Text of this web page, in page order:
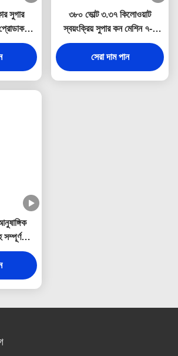
সুগার
খরচ
৩৮০ ভোল্ট ৩.৩৭ কিলোওয়াট
স্বয়ংক্রিয় সুপার কন মেশিন ৭-৮
কেজি/ঘন্টা এলপিজি খরচ করে
সেরা দাম পান
মেশিন